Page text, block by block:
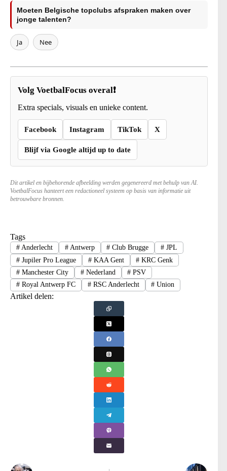
Moeten Belgische topclubs afspraken maken over
jonge talenten?
Ja Nee
Volg VoetbalFocus overal❗
Extra specials, visuals en unieke content.
Facebook Instagram TikTok X
Blijf via Google altijd up to date
Dit artikel en bijbehorende afbeelding werden gegenereerd met behulp van AI.
VoetbalFocus hanteert een redactioneel systeem op basis van informatie uit
betrouwbare bronnen.
Tags
#Anderlecht #Antwerp # Club Brugge # JPL
#Jupiler Pro League #KAA Gent # KRC Genk
#Manchester City #Nederland # PSV
#Royal Antwerp FC #RSC Anderlecht # Union
Artikel delen: